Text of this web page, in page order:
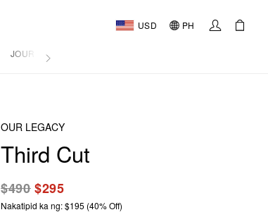
USD PH
JOURNAL
OUR LEGACY
Third Cut
$490$295
Nakatipid ka ng: $195 (40% Off)